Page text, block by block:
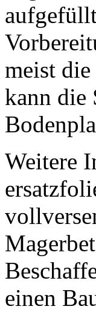
meist
kann die
Weitere
einen